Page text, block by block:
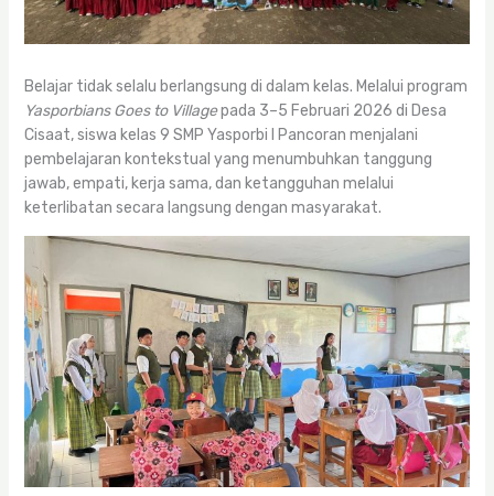
Belajar tidak selalu berlangsung di dalam kelas. Melalui program
Yasporbians Goes to Villagepada 3–5 Februari 2026 di Desa
Cisaat, siswa kelas 9 SMP Yasporbi I Pancoran menjalani
pembelajaran kontekstual yang menumbuhkan tanggung
jawab, empati, kerja sama, dan ketangguhan melalui
keterlibatan secara langsung dengan masyarakat.